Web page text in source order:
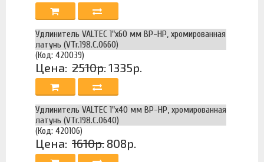
Удлинитель VALTEC 1"х60 мм ВР-НР, хромированная
латунь (VTr.198.C.0660)
(Код: 420039)
Цена: 2510р.1335р.
Удлинитель VALTEC 1"х40 мм ВР-НР, хромированная
латунь (VTr.198.C.0640)
(Код: 420106)
Цена: 1610р. 808р.